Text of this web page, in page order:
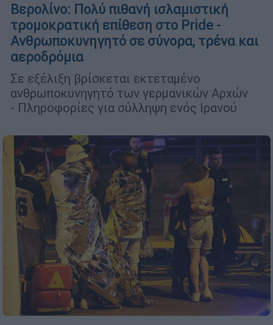
Βερολίνο: Πολύ πιθανή ισλαμιστική
τρομοκρατική επίθεση στο Pride -
Ανθρωποκυνηγητό σε σύνορα, τρένα και
αεροδρόμια
Σε εξέλιξη βρίσκεται εκτεταμένο
ανθρωποκυνηγητό των γερμανικών Αρχών
- Πληροφορίες για σύλληψη ενός Ιρανού